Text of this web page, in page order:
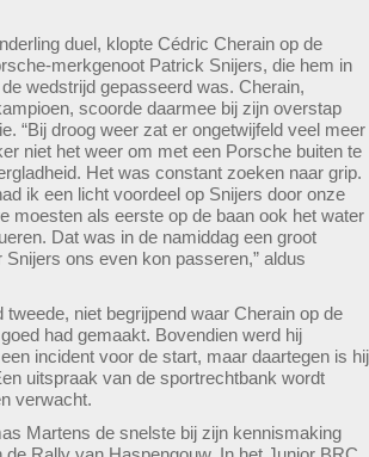
duel, klopte Cédric Cherain op de
merkgenoot Patrick Snijers, die hem in
wedstrijd gepasseerd was. Cherain,
scoorde daarmee bij zijn overstap
“Bij droog weer zat er ongetwijfeld veel meer
niet het weer om met een Porsche buiten te
Het was constant zoeken naar grip.
ik een licht voordeel op Snijers door onze
moesten als eerste op de baan ook het water
Dat was in de namiddag een groot
Snijers ons even kon passeren,” aldus
niet begrijpend waar Cherain op de
had gemaakt. Bovendien werd hij
incident voor de start, maar daartegen is hij
uitspraak van de sportrechtbank wordt
verwacht.
Martens de snelste bij zijn kennismaking